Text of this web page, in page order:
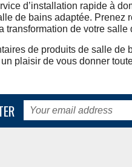
d’installation rapide à
de bains adaptée.
transformation de votre salle
de produits de salle de
plaisir de vous donner